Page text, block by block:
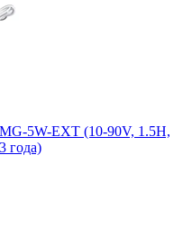
5W-EXT (10-90V, 1.5H,
года)